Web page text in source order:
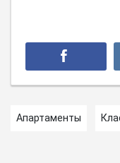
Апартаменты